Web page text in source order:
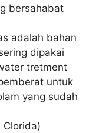
bersahabat
adalah bahan
dipakai
tretment
untuk
yang sudah
Clorida)